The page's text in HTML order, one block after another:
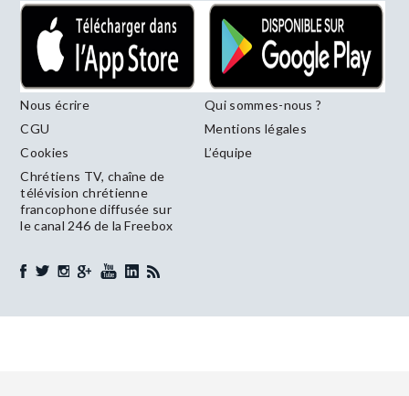
Nous écrire
Qui sommes-nous ?
CGU
Mentions légales
Cookies
L’équipe
Chrétiens TV, chaîne de
télévision chrétienne
francophone diffusée sur
le canal 246 de la Freebox